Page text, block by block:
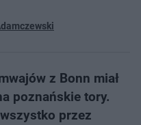
z Bonn miał
poznańskie tory.
przez